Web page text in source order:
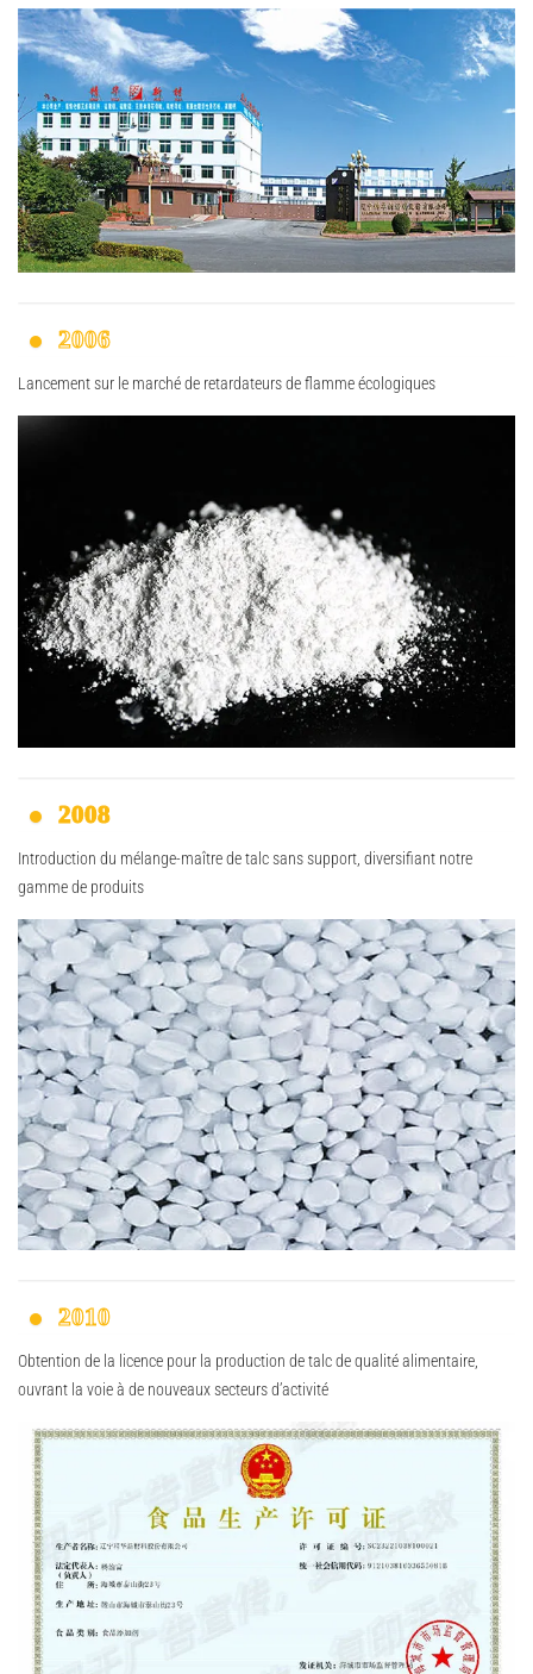
2006
Lancement sur le marché de retardateurs de flamme écologiques
2008
Introduction du mélange-maître de talc sans support, diversifiant notre
gamme de produits
2010
Obtention de la licence pour la production de talc de qualité alimentaire,
ouvrant la voie à de nouveaux secteurs d’activité